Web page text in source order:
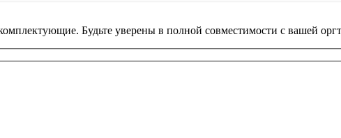
Будьте уверены в полной совместимости с вашей